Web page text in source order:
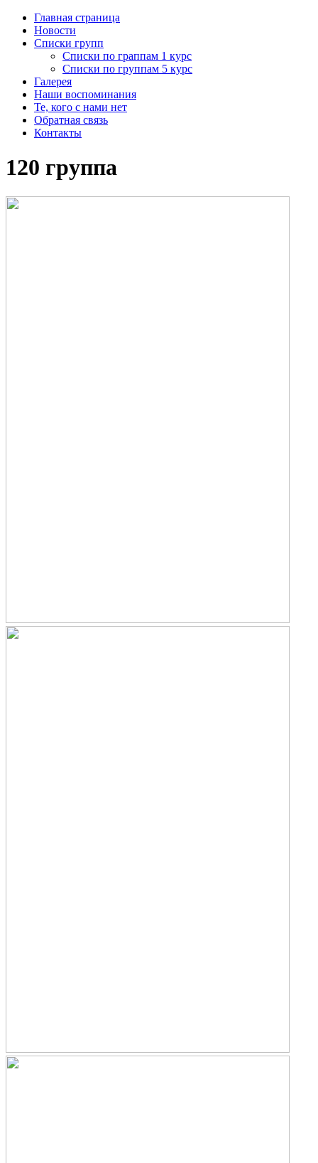
Главная страница
Новости
Списки групп
Списки по граппам 1 курс
Списки по группам 5 курс
Галерея
Наши воспоминания
Те, кого с нами нет
Обратная связь
Контакты
120 группа